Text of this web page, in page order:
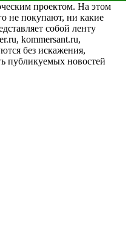
проектом. На этом
не покупают, ни какие
собой ленту
kommersant.ru,
без искажения,
публикуемых новостей